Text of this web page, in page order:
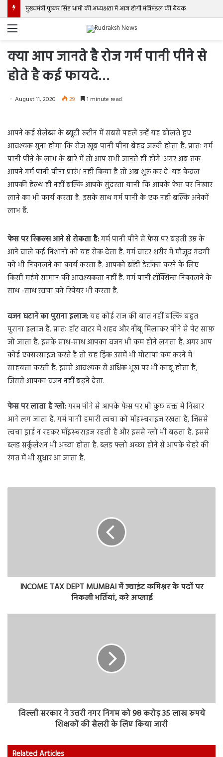
मुख्यमंत्री पुष्कर सिंह धामी की अध्यक्षता में आज होगी मंत्रिमंडल की बैठक
Menu
क्या आप जानते है रोज गर्म पानी पीने से
होते है कई फायदे…
August 11, 2020 29 1 minute read
आपने कई सेलेब्स के ब्यूटी रूटीन में सबसे पहले उन्हें यह बोलते हुए
आवश्यक सुना होगा कि रोज खूब पानी पीना बेहद जरूरी होता है. प्रातः गर्म
पानी पीने के लाभ के बारे में तो आप सभी जानते ही होंगे. अगर अब तक
आपने गर्म पानी पीना प्रारंभ नहीं किया है तो अब शुरू कर दे. यह केवल
आपकी हेल्थ ही नहीं बल्कि आपके सुंदरता यानी कि आपके फेस पर निखार
लाने का भी कार्य करता है. इसके साथ गर्म पानी के एक नहीं बल्कि अनेकों
लाभ हैं.
फेस पर रिंकल्स आने से रोकता है:गर्म पानी पीने से फेस पर बढ़ती उम्र के
आने वाले कई निशानों को यह रोक देता है. गर्म वाटर शरीर में मौजूद गंदगी
को भी निकालने का कार्य करता है. आपको बॉडी डेटॉक्स करने के लिए
किसी महंगे सामान की आवश्यकता नहीं है. गर्म पानी टॉक्सिन्स निकालने के
साथ -साथ त्वचा को रिपेयर भी करता है.
वजन घटाने का पुराना इलाज:यह कोई राज की बात नहीं बल्कि बहुत
पुराना इलाज है. प्रातः हॉट वाटर में शहद और नींबू मिलाकर पीने से पेट साफ़
जो जाता है. इसके साथ-साथ आपका वजन भी कम होने लगता है. अगर आप
कोई एक्सरसाइज करते हैं तो यह ड्रिंक उसमें भी मोटापा कम करने में
साहयता करती है. इससे आवश्यक से अधिक भूख पर भी काबू होता है,
जिससे आपका वजन नहीं बढ़ने देता.
फेस पर लाता है ग्लो:गरम पीने से आपके फेस पर भी कुछ वक्त में निखार
आने लग जाता है. गर्म पानी हमारी त्वचा को मॉइस्चराइज रखता है, जिससे
त्वचा ड्राई न रहकर मॉइस्चराइज रहती है और इससे ग्लो भी बढ़ता है. इससे
ब्लड सर्कुलेशन भी अच्छा होता है. ब्लड फ्लो अच्छा होने से आपके चेहरे की
रंगत में भी सुधार आ जाता है.
INCOME TAX DEPT MUMBAI में ज्वाइंट कमिश्नर के पदों पर
निकली भर्तियां, करे अप्लाई
दिल्ली सरकार ने उत्तरी नगर निगम को 98 करोड़ 35 लाख रुपये
शिक्षकों की सैलरी के लिए किया जारी
Related Articles